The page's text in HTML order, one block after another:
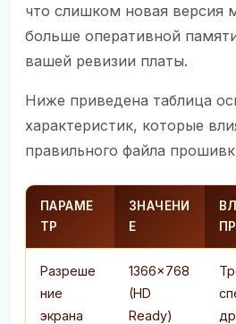
что слишком новая версия
больше оперативной
вашей ревизии платы.
Ниже приведена таблица
характеристик, которые
правильного файла
ПАРАМЕ
ТР
ЗНАЧЕНИ
Е
Разреше
ние
экрана
1366x768
(HD
Ready)